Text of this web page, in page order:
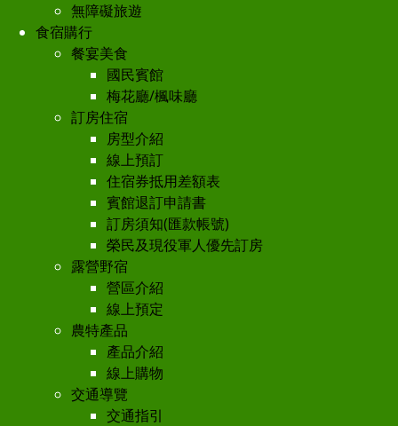
無障礙旅遊
食宿購行
餐宴美食
國民賓館
梅花廳/楓味廳
訂房住宿
房型介紹
線上預訂
住宿券抵用差額表
賓館退訂申請書
訂房須知(匯款帳號)
榮民及現役軍人優先訂房
露營野宿
營區介紹
線上預定
農特產品
產品介紹
線上購物
交通導覽
交通指引